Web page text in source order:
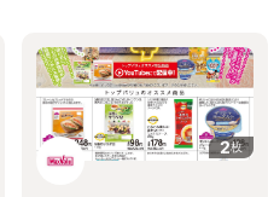
2枚